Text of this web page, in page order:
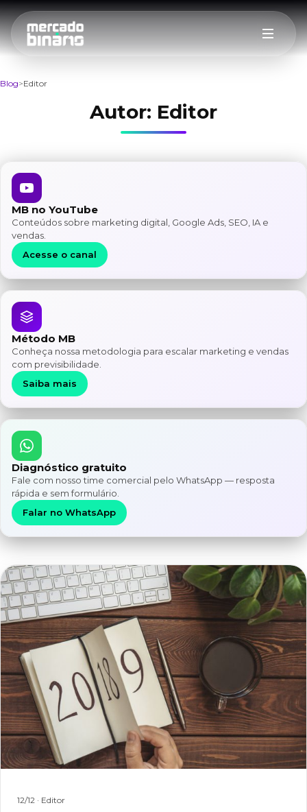
Blog Editor
Autor: Editor
MB no YouTube
Conteúdos sobre marketing digital, Google Ads, SEO, IA e
vendas.
Acesse o canal
Método MB
Conheça nossa metodologia para escalar marketing e vendas
com previsibilidade.
Saiba mais
Diagnóstico gratuito
Fale com nosso time comercial pelo WhatsApp — resposta
rápida e sem formulário.
Falar no WhatsApp
12/12 · Editor